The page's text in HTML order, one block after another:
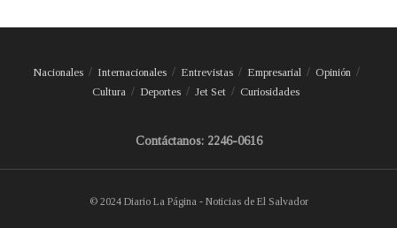
Nacionales Internacionales Entrevistas Empresarial
Opinión
Cultura
Deportes Jet Set Curiosidades
Contáctanos: 2246-0616
© 2024 Diario La Página - Noticias de El Salvador